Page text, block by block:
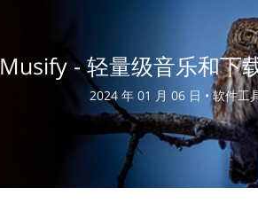
Musify - 轻量级音乐和下
2024 年 01 月 06 日 •软件工